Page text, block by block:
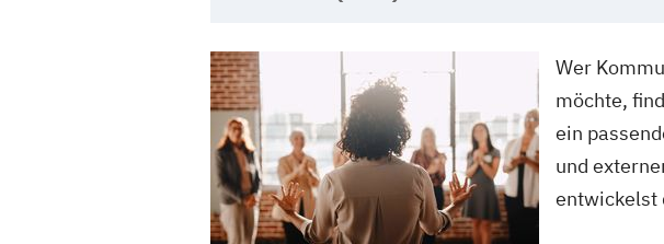
Wer
möchte,
ein
und
entwickelst